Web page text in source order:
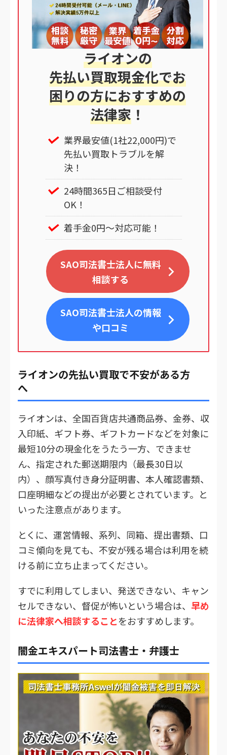
ライオンの
先払い買取現金化でお
困りの方におすすめの
法律家 ！
業界最安値(1社22,000円)で
先払い買取トラブルを解
決！
24時間365日ご相談受付
OK！
着手金0円～対応可能！
SAO司法書士法人に無料
相談する
SAO司法書士法人の情報
や口コミ
ライオンの先払い買取で不安がある方
へ
ライオンは、全国百貨店共通商品券、金券、収
入印紙、ギフト券、ギフトカードなどを対象に
最短10分の現金化をうたう一方、できませ
ん、指定された郵送期限内（最長30日以
内）、顔写真付き身分証明書、本人確認書類、
口座明細などの提出が必要とされています。と
いった注意点があります。
とくに、運営情報、系列、同箱、提出書類、口
コミ傾向を見ても、不安が残る場合は利用を続
ける前に立ち止まってください。
すでに利用してしまい、発送できない、キャン
セルできない、督促が怖いという場合は、 早め
に法律家へ相談することをおすすめします。
闇金エキスパート司法書士・弁護士